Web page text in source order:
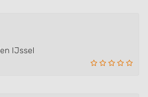
IJssel
statistics
different